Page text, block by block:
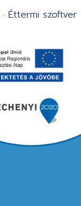
·Éttermi szoftver